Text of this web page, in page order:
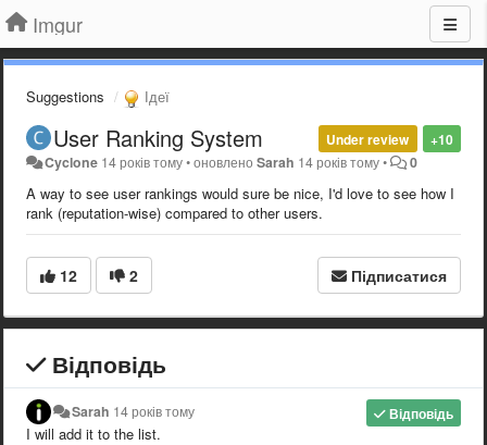
Imgur
Suggestions Ідеї
+10
Under review
User Ranking System
Cyclone 14 років тому•оновленоSarah 14 років тому• 0
A way to see user rankings would sure be nice, I'd love to see how I
rank (reputation-wise) compared to other users.
12 2 Підписатися
Відповідь
Відповідь
Sarah 14 років тому
I will add it to the list.